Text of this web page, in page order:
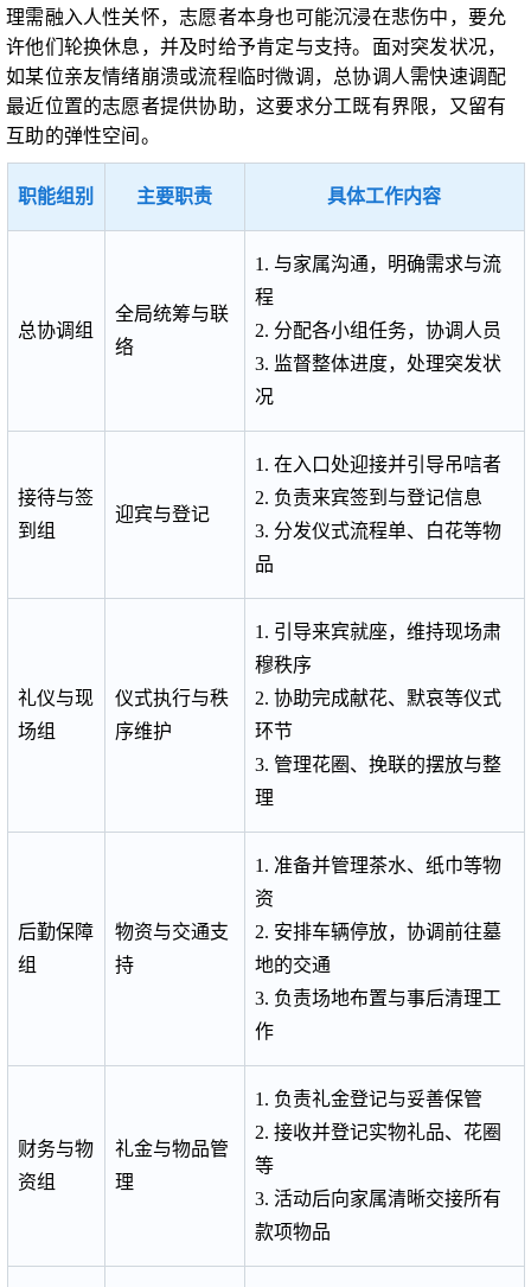
理需融入人性关怀，志愿者本身也可能沉浸在悲伤中，要允
许他们轮换休息，并及时给予肯定与支持。面对突发状况，
如某位亲友情绪崩溃或流程临时微调，总协调人需快速调配
最近位置的志愿者提供协助，这要求分工既有界限，又留有
互助的弹性空间。
职能组别 主要职责 具体工作内容
总协调组
全局统筹与联
络
1. 与家属沟通，明确需求与流
程
2. 分配各小组任务，协调人员
3. 监督整体进度，处理突发状
况
接待与签
到组
迎宾与登记
1. 在入口处迎接并引导吊唁者
2. 负责来宾签到与登记信息
3. 分发仪式流程单、白花等物
品
礼仪与现
场组
仪式执行与秩
序维护
1. 引导来宾就座，维持现场肃
穆秩序
2. 协助完成献花、默哀等仪式
环节
3. 管理花圈、挽联的摆放与整
理
后勤保障
组
物资与交通支
持
1. 准备并管理茶水、纸巾等物
资
2. 安排车辆停放，协调前往墓
地的交通
3. 负责场地布置与事后清理工
作
财务与物
资组
礼金与物品管
理
1. 负责礼金登记与妥善保管
2. 接收并登记实物礼品、花圈
等
3. 活动后向家属清晰交接所有
款项物品